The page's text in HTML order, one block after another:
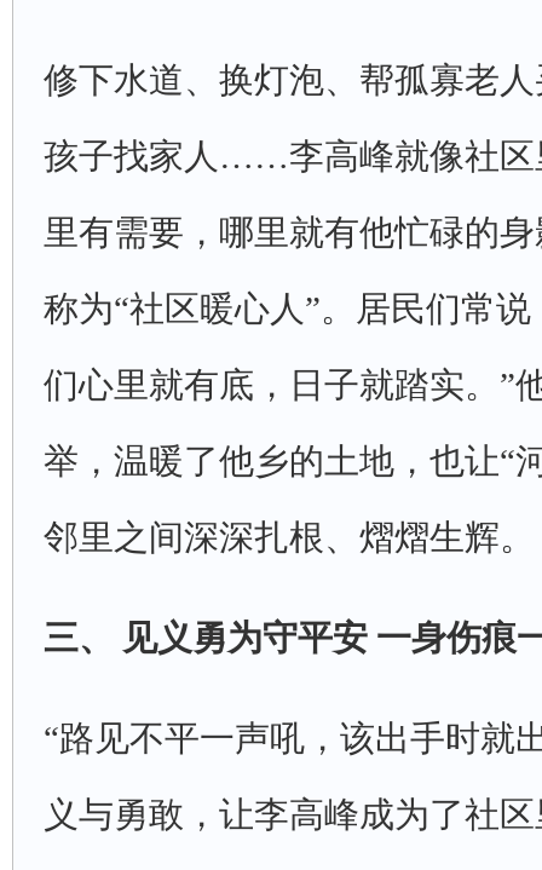
修下水道、换灯泡、帮孤寡老
孩子找家人……李高峰就像社区
里有需要，哪里就有他忙碌的
称为“社区暖心人”。居民们常
们心里就有底，日子就踏实。”
举，温暖了他乡的土地，也让“
邻里之间深深扎根、熠熠生辉。
三、见义勇为守平安一身伤痕
“路见不平一声吼，该出手时就
义与勇敢，让李高峰成为了社